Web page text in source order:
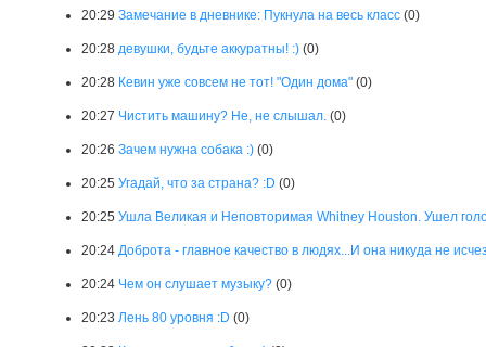
20:29 Замечание в дневнике: Пукнула на весь класс (0)
20:28 девушки, будьте аккуратны! :) (0)
20:28 Кевин уже совсем не тот! "Один дома" (0)
20:27 Чистить машину? Не, не слышал. (0)
20:26 Зачем нужна собака :) (0)
20:25 Угадай, что за страна? :D (0)
20:25 Ушла Великая и Неповторимая Whitney Houston. Ушел
20:24 Доброта - главное качество в людях...И она никуда не
20:24 Чем он слушает музыку? (0)
20:23 Лень 80 уровня :D (0)